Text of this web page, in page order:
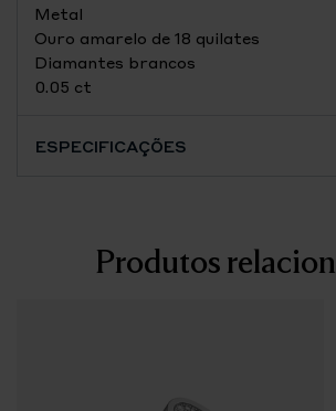
Metal
Ouro amarelo de 18 quilates
Diamantes brancos
0.05 ct
ESPECIFICAÇÕES
Produtos